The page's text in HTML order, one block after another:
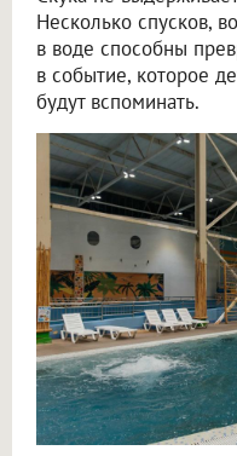
Несколько спусков,
в воде способны
в событие, которое
будут вспоминать.